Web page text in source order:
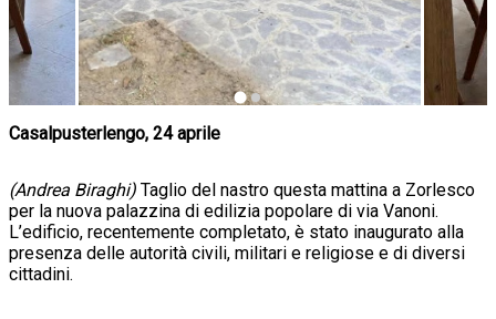
Casalpusterlengo, 24 aprile
(Andrea Biraghi) Taglio del nastro questa mattina a Zorlesco
per la nuova palazzina di edilizia popolare di via Vanoni.
L’edificio, recentemente completato, è stato inaugurato alla
presenza delle autorità civili, militari e religiose e di diversi
cittadini.